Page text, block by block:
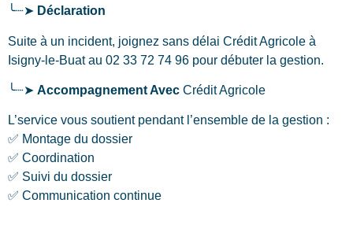
╰┈➤ Déclaration
Suite à un incident, joignez sans délai Crédit Agricole à
Isigny-le-Buatau 02 33 72 74 96 pour débuter la gestion.
╰┈➤ Accompagnement Avec Crédit Agricole
L’service vous soutient pendant l’ensemble de la gestion :
✅ Montage du dossier
✅ Coordination
✅ Suivi du dossier
✅ Communication continue